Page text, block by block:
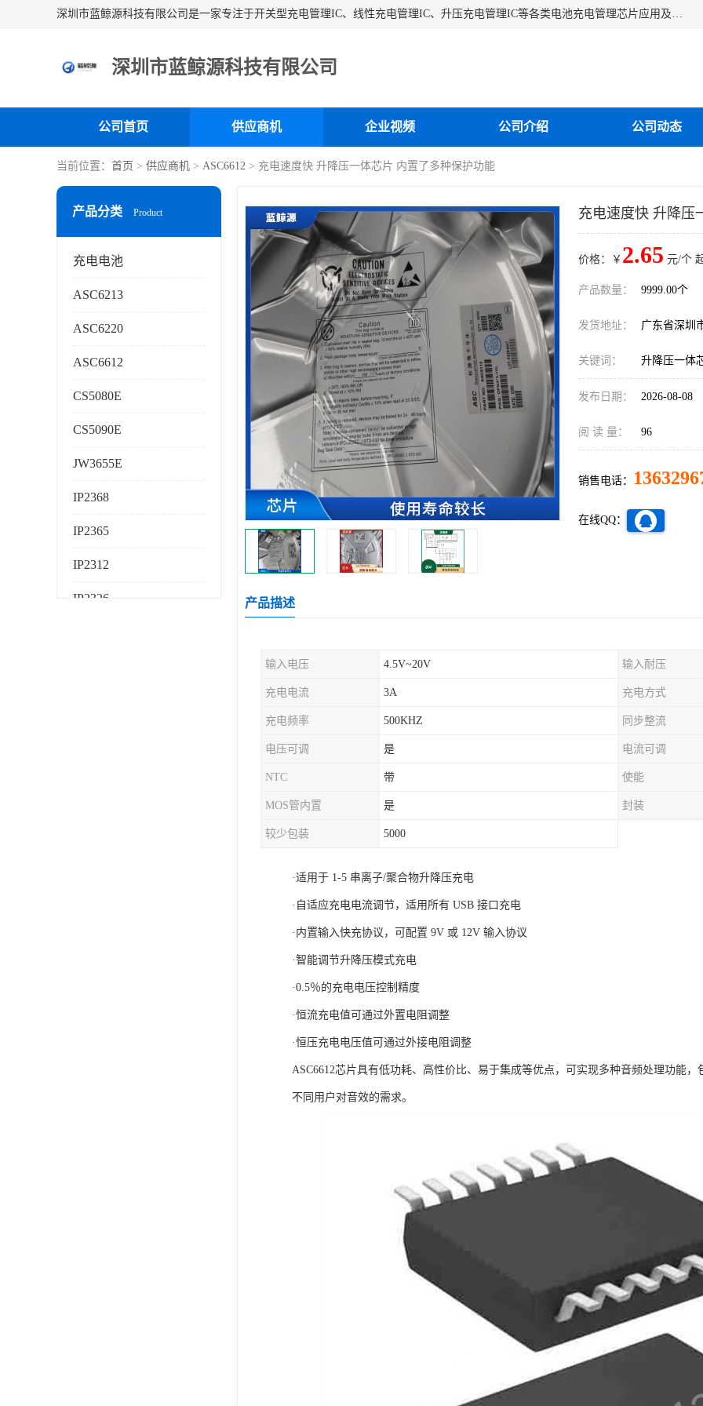
深圳市蓝鲸源科技有限公司是一家专注于开关型充电管理IC、线性充电管理IC、升压充电管理IC等各类电池充电管理芯片应用及芯片销售的企业，多年来公司为众多企业解决充电应用难题，设计缺陷，EMC超量等问题，是一家以充电技术指导为核心的充电芯片销售公司。
深圳市蓝鲸源科技有限公司
公司首页 供应商机 企业视频 公司介绍 公司动态
当前位置： 首页 > 供应商机 > ASC6612 > 充电速度快 升降压一体芯片 内置了多种保护功能
产品分类 Product
充电电池
ASC6213
ASC6220
ASC6612
CS5080E
CS5090E
JW3655E
IP2368
IP2365
IP2312
IP2326
充电速度快 升降压
价格：￥ 2.65 元/个
产品数量： 9999.00个
发货地址： 广东省深圳
关键词： 升降压一体
发布日期： 2026-08-08
阅 读 量： 96
销售电话：
在线QQ：
产品描述
输入电压 4.5V~20V 输入耐压
充电电流 3A 充电方式
充电频率 500KHZ 同步整流
电压可调 是 电流可调
NTC 带 使能
MOS管内置 是 封装
较少包装 5000
·适用于 1-5 串离子/聚合物升降压充电
·自适应充电电流调节，适用所有 USB 接口充电
·内置输入快充协议，可配置 9V 或 12V 输入协议
·智能调节升降压模式充电
·0.5％的充电电压控制精度
·恒流充电值可通过外置电阻调整
·恒压充电电压值可通过外接电阻调整
ASC6612芯片具有低功耗、高性价比、易于集成等优点，可实现多种音频处理功能
不同用户对音效的需求。